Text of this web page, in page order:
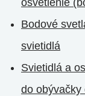
Bodové
svietidlá
Svietidlá a
do obývačky